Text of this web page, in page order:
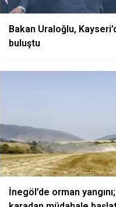
Bakan Uraloğlu,
buluştu
İnegöl’de orman